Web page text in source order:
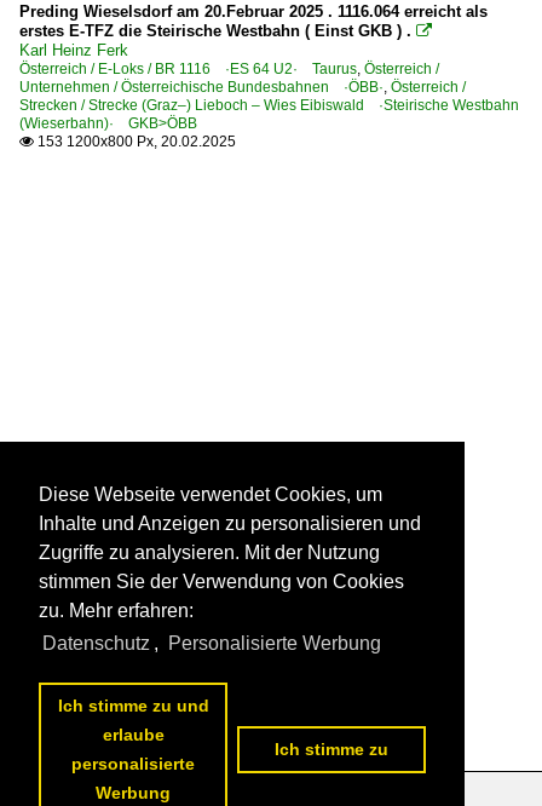
Preding Wieselsdorf am 20.Februar 2025 . 1116.064 erreicht als
erstes E-TFZ die Steirische Westbahn ( Einst GKB ) . 
Karl Heinz Ferk
Österreich / E-Loks / BR 1116 ·ES 64 U2· Taurus, Österreich /
Unternehmen / Österreichische Bundesbahnen ·ÖBB·, Österreich /
Strecken / Strecke (Graz–) Lieboch – Wies Eibiswald ·Steirische Westbahn
(Wieserbahn)· GKB>ÖBB
 153 1200x800 Px, 20.02.2025
Diese Webseite verwendet Cookies, um
Inhalte und Anzeigen zu personalisieren und
Zugriffe zu analysieren. Mit der Nutzung
stimmen Sie der Verwendung von Cookies
zu. Mehr erfahren:
Datenschutz , Personalisierte Werbung
Ich stimme zu und
erlaube
personalisierte
Werbung
Ich stimme zu